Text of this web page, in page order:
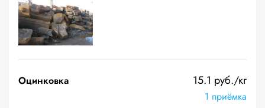
Оцинковка 15.1 руб./кг
1 приёмка